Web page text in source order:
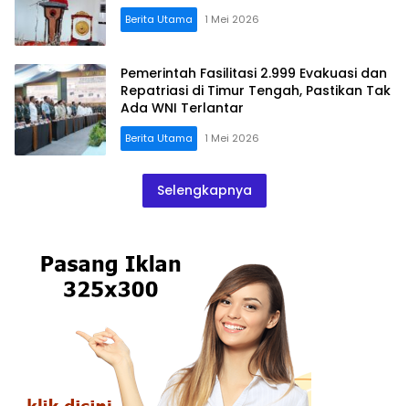
Berita Utama 1 Mei 2026
Pemerintah Fasilitasi 2.999 Evakuasi dan
Repatriasi di Timur Tengah, Pastikan Tak
Ada WNI Terlantar
Berita Utama 1 Mei 2026
Selengkapnya